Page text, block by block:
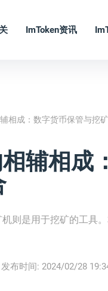
ImToken资讯
相成：数字货币保管与挖
辅相成
则是用于挖矿的工具
发布时间: 2024/02/28